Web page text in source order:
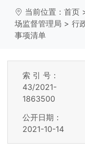
当前位置： 首页
场监督管理局 > 行
事项清单
索 引 号：
43/2021-
1863500
公开日期：
2021-10-14